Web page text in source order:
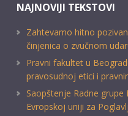
NAJNOVIJI TEKSTOVI
Zahtevamo hitno
činjenica o zvučnom
Pravni fakultet u
pravosudnoj etici i
Saopštenje Radne
Evropskoj uniji za